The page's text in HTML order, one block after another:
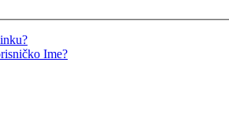
Ime?